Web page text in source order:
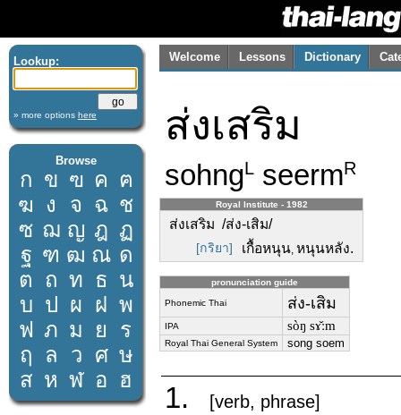
Lookup:
» more options here
Browse
ก ข ฃ ค ฅ
ฆ ง จ ฉ ช
ซ ฌ ญ ฎ ฏ
ฐ ฑ ฒ ณ ด
ต ถ ท ธ น
บ ป ผ ฝ พ
ฟ ภ ม ย
ร
ฤ
ล ว ศ ษ
ส ห ฬ อ ฮ
Welcome Lessons Dictionary
ส่งเสริม
sohngL seermR
Royal Institute - 1982
ส่งเสริม /ส่ง-เสิม/
[กริยา] เกื้อหนุน, หนุนหลัง.
pronunciation guide
Phonemic Thai ส่ง-เสิม
IPA sòŋ sɤ̌ːm
Royal Thai General System song soem
1. [verb, phrase]